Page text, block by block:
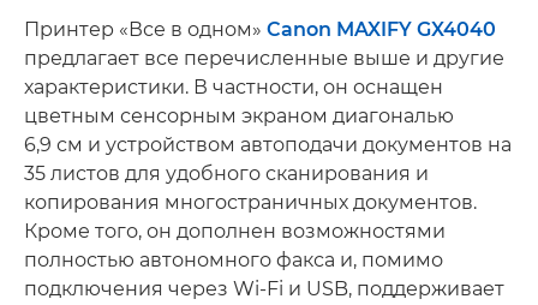
Принтер «Все в одном» Canon MAXIFY GX4040
предлагает все перечисленные выше и другие
характеристики. В частности, он оснащен
цветным сенсорным экраном диагональю
6,9 см и устройством автоподачи документов на
35 листов для удобного сканирования и
копирования многостраничных документов.
Кроме того, он дополнен возможностями
полностью автономного факса и, помимо
подключения через Wi-Fi и USB, поддерживает